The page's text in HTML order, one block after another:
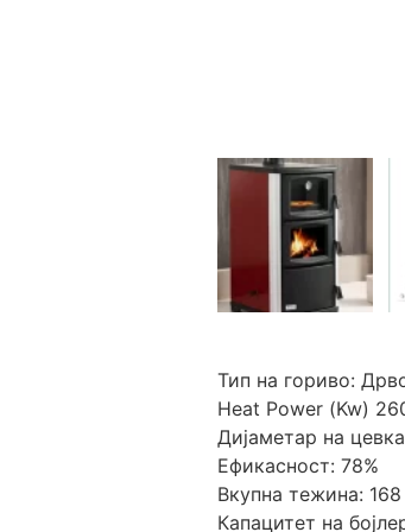
Тип на гориво:
Heat Power (Kw)
Дијаметар на
Ефикасност: 78%
Вкупна тежина: 168
Капацитет на